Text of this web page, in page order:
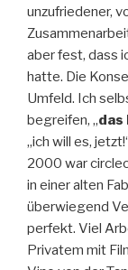
unzufriedener,
aber fest, dass
hatte. Die
Umfeld. Ich
begreifen, „das
„ich will es,
2000 war
in einer alten
überwiegend
perfekt. Viel
Privatem mit